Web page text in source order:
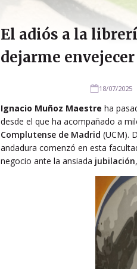
El adiós a la
dejarme
18/07/2025
Ignacio Muñoz Maestre ha
desde el que ha acompañado a
Complutense de Madrid (UCM).
andadura comenzó en esta
negocio ante la ansiada jubilación